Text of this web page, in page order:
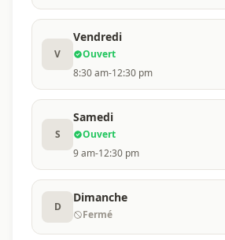
V
Vendredi
Ouvert
8:30 am-12:30 pm
S
Samedi
Ouvert
9 am-12:30 pm
D
Dimanche
Fermé